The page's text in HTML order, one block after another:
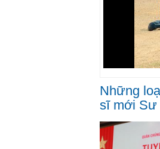
Những
sĩ mới Sư